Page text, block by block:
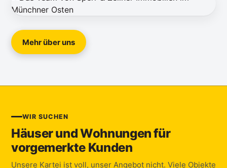
Mehr über uns
WIR SUCHEN
Häuser und Wohnungen für
vorgemerkte Kunden
Unsere Kartei ist voll, unser Angebot nicht. Viele Objekte